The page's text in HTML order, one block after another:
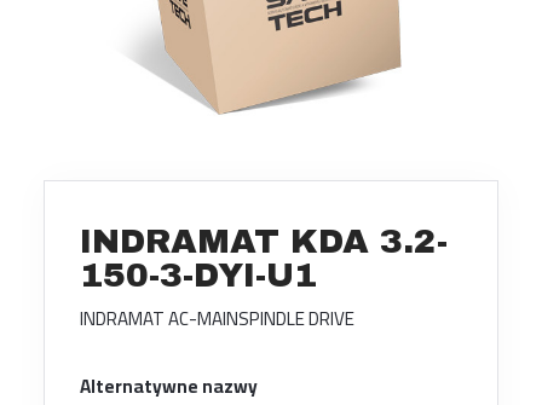
INDRAMAT KDA 3.2-
150-3-DYI-U1
INDRAMAT AC-MAINSPINDLE DRIVE
Alternatywne nazwy